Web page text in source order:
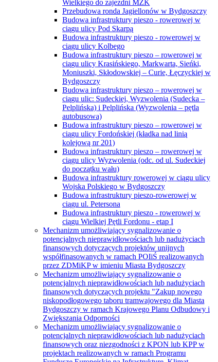
Wielkiego do zajezdni MZK
Przebudowa ronda Jagiellonów w Bydgoszczy
Budowa infrastruktury pieszo - rowerowej w
ciągu ulicy Pod Skarpą
Budowa infrastruktury pieszo - rowerowej w
ciągu ulicy Kolbego
Budowa infrastruktury pieszo – rowerowej w
ciągu ulicy Krasińskiego, Markwarta, Sieńki,
Moniuszki, Skłodowskiej – Curie, Łęczyckiej w
Bydgoszczy
Budowa infrastruktury pieszo – rowerowej w
ciągu ulic: Sudeckiej, Wyzwolenia (Sudecka –
Pelplińska) i Pelplińska (Wyzwolenia – pętla
autobusowa)
Budowa infrastruktury pieszo – rowerowej w
ciągu ulicy Fordońskiej (kładka nad linią
kolejową nr 201)
Budowa infrastruktury pieszo – rowerowej w
ciągu ulicy Wyzwolenia (odc. od ul. Sudeckiej
do początku wału)
Budowa infrastruktury rowerowej w ciągu ulicy
Wojska Polskiego w Bydgoszczy
Budowa infrastruktury pieszo-rowerowej w
ciągu ul. Petersona
Budowa infrastruktury pieszo - rowerowej w
ciągu Wielkiej Pętli Fordonu - etap I
Mechanizm umożliwiający sygnalizowanie o
potencjalnych nieprawidłowościach lub nadużyciach
finansowych dotyczących projektów unijnych
współfinasowanych w ramach POIiŚ realizowanych
przez ZDMiKP w imieniu Miasta Bydgoszczy
Mechanizm umożliwiający sygnalizowanie o
potencjalnych nieprawidłowościach lub nadużyciach
finansowych dotyczących projektu "Zakup nowego
niskopodłogowego taboru tramwajowego dla Miasta
Bydgoszczy w ramach Krajowego Planu Odbudowy i
Zwiększania Odporności
Mechanizm umożliwiający sygnalizowanie o
potencjalnych nieprawidłowościach lub nadużyciach
finansowych oraz niezgodności z KPON lub KPP w
projektach realizowanych w ramach Programu